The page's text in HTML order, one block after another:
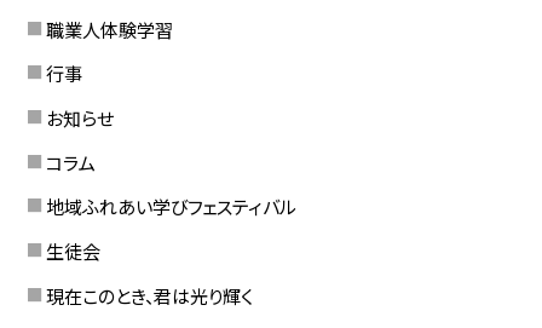
職業人体験学習
行事
お知らせ
コラム
地域ふれあい学びフェスティバル
生徒会
現在このとき、君は光り輝く